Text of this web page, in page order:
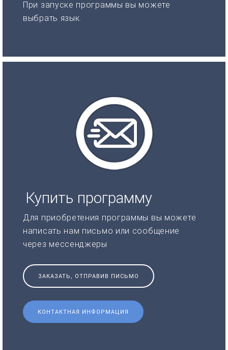
При запуске программы вы можете
выбрать язык.
Купить программу
Для приобретения программы вы можете
написать нам письмо или сообщение
через мессенджеры
ЗАКАЗАТЬ, ОТПРАВИВ ПИСЬМО
КОНТАКТНАЯ ИНФОРМАЦИЯ